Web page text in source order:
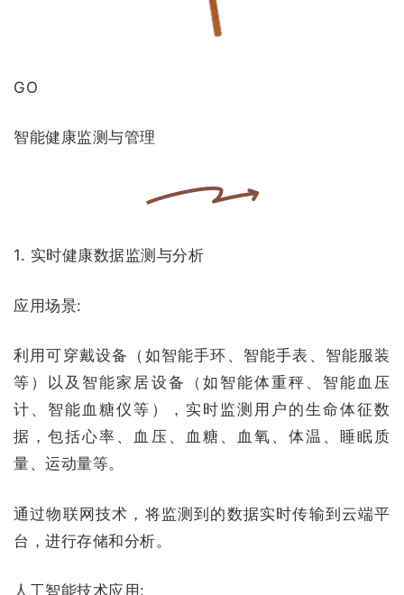
GO
智能健康监测与管理
1. 实时健康数据监测与分析
应用场景:
利用可穿戴设备（如智能手环、智能手表、智能服装
等）以及智能家居设备（如智能体重秤、智能血压
计、智能血糖仪等），实时监测用户的生命体征数
据，包括心率、血压、血糖、血氧、体温、睡眠质
量、运动量等。
通过物联网技术，将监测到的数据实时传输到云端平
台，进行存储和分析。
人工智能技术应用: